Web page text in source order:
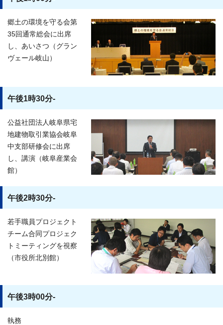
郷土の環境を守る会第
35回通常総会に出席
し、あいさつ（グラン
ヴェール岐山）
午後1時30分-
公益社団法人岐阜県宅
地建物取引業協会岐阜
中支部研修会に出席
し、講演（岐阜産業会
館）
午後2時30分-
若手職員プロジェクト
チーム合同プロジェク
トミーティングを視察
（市役所北別館）
午後3時00分-
執務